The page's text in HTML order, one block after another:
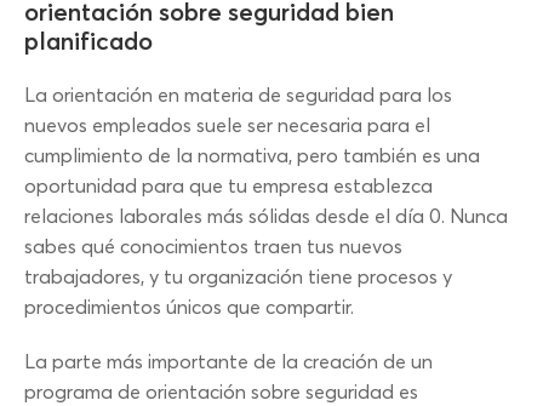
orientación sobre seguridad bien
planificado
La orientación en materia de seguridad para los
nuevos empleados suele ser necesaria para el
cumplimiento de la normativa, pero también es una
oportunidad para que tu empresa establezca
relaciones laborales más sólidas desde el día 0. Nunca
sabes qué conocimientos traen tus nuevos
trabajadores, y tu organización tiene procesos y
procedimientos únicos que compartir.
La parte más importante de la creación de un
programa de orientación sobre seguridad es